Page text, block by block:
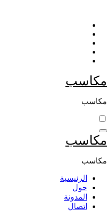
التجاوز
المحتوى
مكاسب
مكاسب
مكاسب
مكاسب
الرئيسية
حول
المدونة
اتصال